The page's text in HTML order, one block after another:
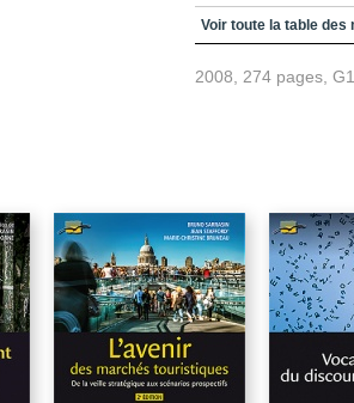
Liste des tableaux
chapitre 2 -
loisirs de plein air au
Partie 2 -
protégés
chapitre 3 -
chapitre 4 - Activités
Voir toute la table des
2008, 274 pages,